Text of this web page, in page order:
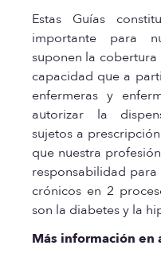
Estas Guías
importante para
suponen la
capacidad que a
enfermeras y
autorizar la
sujetos a
que nuestra
responsabilidad
crónicos en 2
son la diabetes y la
Más información en